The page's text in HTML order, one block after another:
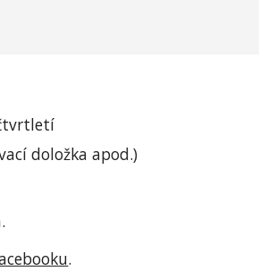
doložka apod.)
.